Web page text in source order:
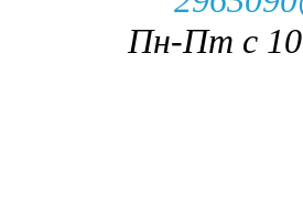
Пн-Пт с